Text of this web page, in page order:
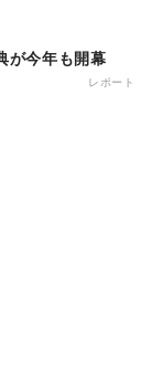
が今年も開幕
レポート